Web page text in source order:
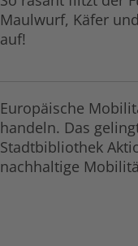
Maulwurf, Käfer
auf!
Europäische
handeln. Das
Stadtbibliothek
nachhaltige